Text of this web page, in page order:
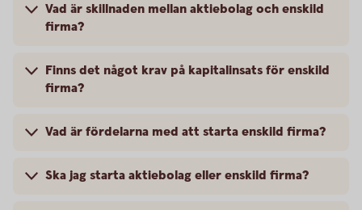
Vad är skillnaden mellan aktiebolag och enskild
firma?
Finns det något krav på kapitalinsats för enskild
firma?
Vad är fördelarna med att starta enskild firma?
Ska jag starta aktiebolag eller enskild firma?